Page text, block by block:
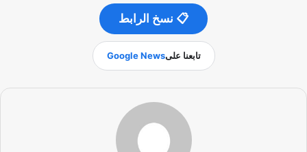
📋 نسخ الرابط
تابعنا علىGoogle News